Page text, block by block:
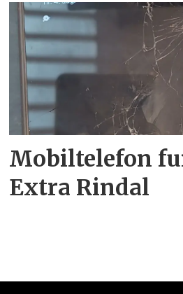
Mobiltelefon
Extra Rindal